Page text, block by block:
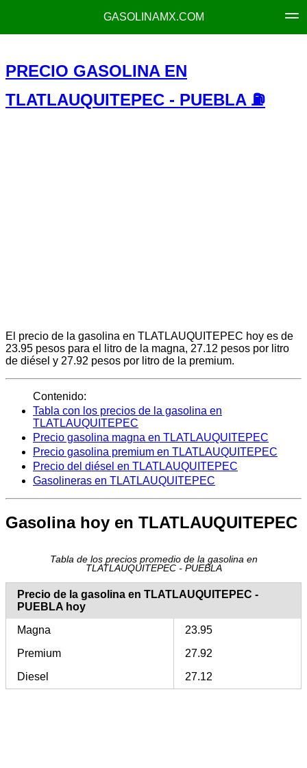
GASOLINAMX.COM
PRECIO GASOLINA EN
TLATLAUQUITEPEC - PUEBLA ⛽
El precio de la gasolina en TLATLAUQUITEPEC hoy es de
23.95 pesos para el litro de la magna, 27.12 pesos por litro
de diésel y 27.92 pesos por litro de la premium.
Contenido:
Tabla con los precios de la gasolina en
TLATLAUQUITEPEC
Precio gasolina magna en TLATLAUQUITEPEC
Precio gasolina premium en TLATLAUQUITEPEC
Precio del diésel en TLATLAUQUITEPEC
Gasolineras en TLATLAUQUITEPEC
Gasolina hoy en TLATLAUQUITEPEC
Tabla de los precios promedio de la gasolina en
TLATLAUQUITEPEC - PUEBLA
Precio de la gasolina en TLATLAUQUITEPEC -
PUEBLA hoy
Magna
23.95
Premium
27.92
Diesel
27.12